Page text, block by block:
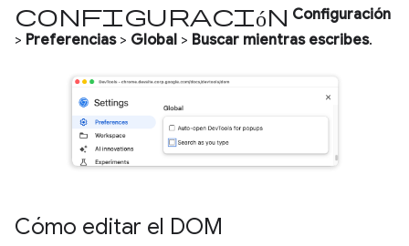
configuración Configuración
> Preferencias> Global > Buscar mientras escribes.
Cómo editar el DOM